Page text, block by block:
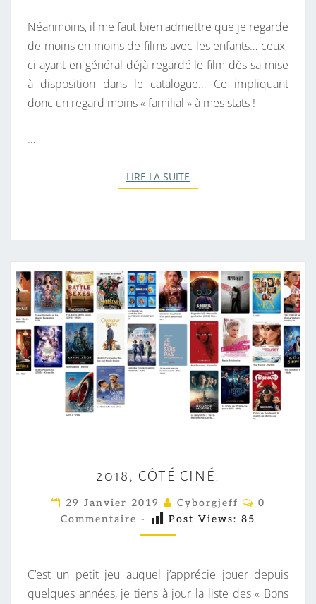
2
0
2
2
Néanmoins, il me faut bien admettre que je regarde
de moins en moins de films avec les enfants… ceux-
ci ayant en général déjà regardé le film dès sa mise
à disposition dans le catalogue… Ce impliquant
donc un regard moins « familial » à mes stats !
…
LIRE LA SUITE
0
1
8
,
Ô
T
2018, CÔTÉ CINÉ.
29 Janvier 2019 Cyborgjeff
C
A
I
0
Commentaire - Post Views: 85
C’est un petit jeu auquel j’apprécie jouer depuis
quelques années, je tiens à jour la liste des « Bons